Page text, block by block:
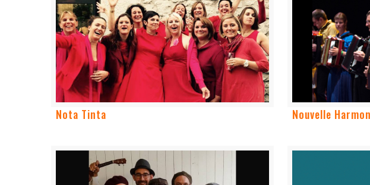
Nota Tinta Nouvelle